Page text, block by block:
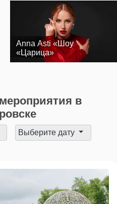
Anna Asti «Шоу
«Царица»
в
Выберите дату